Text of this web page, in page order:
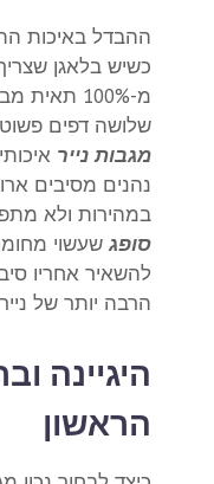
ההבדל באיכות
כשיש בלאגן
מ-100%
שלושה דפים
מגבות נייר
נהנים מסיבים
במהירות ולא
סופג שעשוי
להשאיר אחריו
הרבה יותר של
היגיינה
הראשון